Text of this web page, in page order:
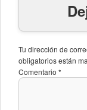
Tu dirección de
obligatorios están
Comentario *